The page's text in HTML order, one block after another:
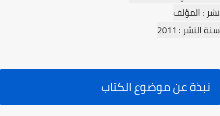
نشر : المؤلف
سنة النشر : 2011
نبذة عن موضوع الكتاب